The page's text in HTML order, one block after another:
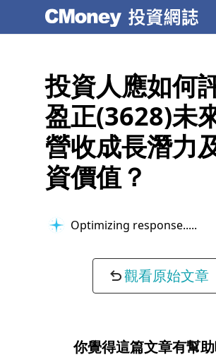
投資人應如何
盈正(3628)未
營收成長潛力
資價值？
Optimizing response...
觀看原始文章
你覺得這篇文章有幫